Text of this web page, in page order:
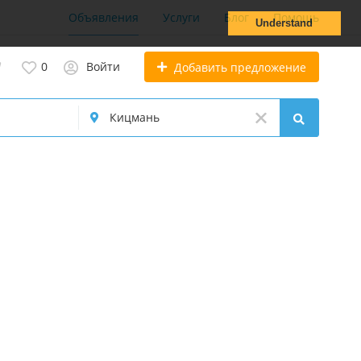
Understand
Объявления Услуги Блог Помощь
0 Войти Добавить предложение